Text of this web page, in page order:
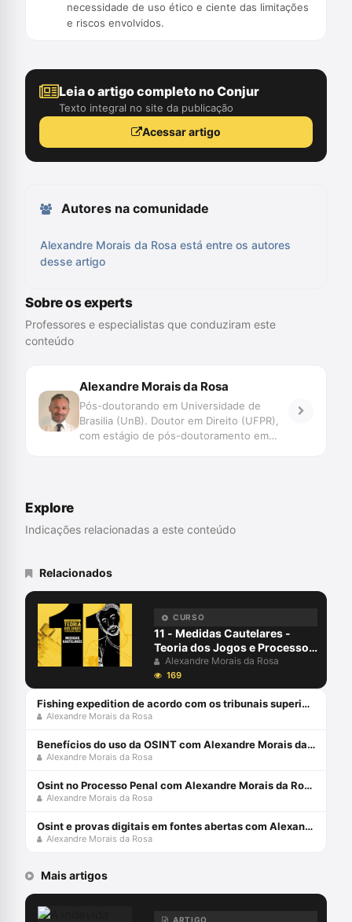
necessidade de uso ético e ciente das limitações
e riscos envolvidos.
Leia o artigo completo no Conjur
Texto integral no site da publicação
Acessar artigo
Autores na comunidade
Alexandre Morais da Rosa está entre os autores
desse artigo
Sobre os experts
Professores e especialistas que conduziram este
conteúdo
Alexandre Morais da Rosa
Pós-doutorando em Universidade de
Brasilia (UnB). Doutor em Direito (UFPR),
com estágio de pós-doutoramento em
Associação Ibero Americana de Direito e
Decisão, Automação e Inteligência
Coordena o Grupo de Pesquisa
SpinLawLab (CNPq UNIVALI)
Explore
Indicações relacionadas a este conteúdo
Relacionados
CURSO
11 - Medidas Cautelares -
Teoria dos Jogos e Processo
Penal
Alexandre Morais da Rosa
169
Fishing expedition de acordo com os tribunais superiores com Philipe Benoni e Alexandre Morais da Rosa
Alexandre Morais da Rosa
Benefícios do uso da OSINT com Alexandre Morais da Rosa e Rogério Souza
Alexandre Morais da Rosa
Osint no Processo Penal com Alexandre Morais da Rosa e Rogério Souza
Alexandre Morais da Rosa
Osint e provas digitais em fontes abertas com Alexandre Morais da Rosa e Romullo Carvalho
Alexandre Morais da Rosa
Mais artigos
ARTIGO